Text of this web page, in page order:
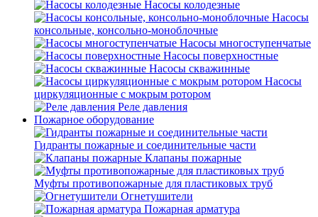
Насосы колодезные
Насосы
консольные, консольно-моноблочные
Насосы многоступенчатые
Насосы поверхностные
Насосы скважинные
Насосы
циркуляционные с мокрым ротором
Реле давления
Пожарное оборудование
Гидранты пожарные и соединительные части
Клапаны пожарные
Муфты противопожарные для пластиковых труб
Огнетушители
Пожарная арматура